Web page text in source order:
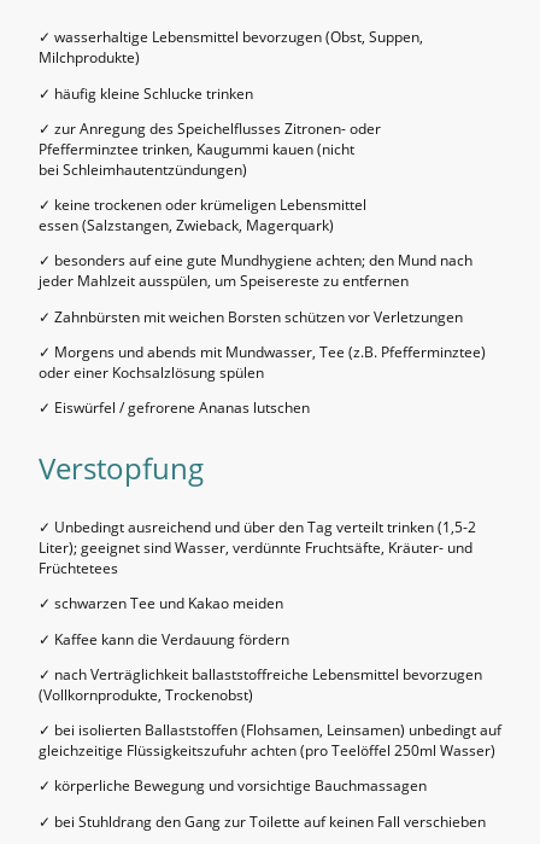
✓ wasserhaltige Lebensmittel bevorzugen (Obst, Suppen,
Milchprodukte)
✓ häufig kleine Schlucke trinken
✓ zur Anregung des Speichelflusses Zitronen- oder
Pfefferminztee trinken, Kaugummi kauen (nicht
bei Schleimhautentzündungen)
✓ keine trockenen oder krümeligen Lebensmittel
essen (Salzstangen, Zwieback, Magerquark)
✓ besonders auf eine gute Mundhygiene achten; den Mund nach
jeder Mahlzeit ausspülen, um Speisereste zu entfernen
✓ Zahnbürsten mit weichen Borsten schützen vor Verletzungen
✓ Morgens und abends mit Mundwasser, Tee (z.B. Pfefferminztee)
oder einer Kochsalzlösung spülen
✓ Eiswürfel / gefrorene Ananas lutschen
Verstopfung
✓ Unbedingt ausreichend und über den Tag verteilt trinken (1,5-2
Liter); geeignet sind Wasser, verdünnte Fruchtsäfte, Kräuter- und
Früchtetees
✓ schwarzen Tee und Kakao meiden
✓ Kaffee kann die Verdauung fördern
✓ nach Verträglichkeit ballaststoffreiche Lebensmittel bevorzugen
(Vollkornprodukte, Trockenobst)
✓ bei isolierten Ballaststoffen (Flohsamen, Leinsamen) unbedingt auf
gleichzeitige Flüssigkeitszufuhr achten (pro Teelöffel 250ml Wasser)
✓ körperliche Bewegung und vorsichtige Bauchmassagen
✓ bei Stuhldrang den Gang zur Toilette auf keinen Fall verschieben